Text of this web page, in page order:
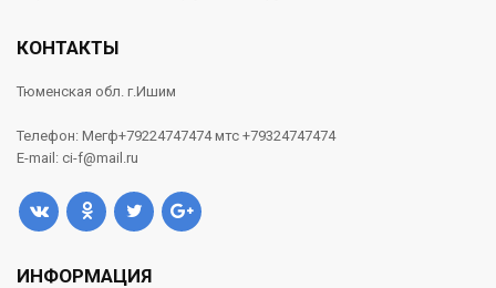
КОНТАКТЫ
Тюменская обл. г.Ишим
Телефон: Мегф+79224747474 мтс +79324747474
E-mail: ci-f@mail.ru
ИНФОРМАЦИЯ